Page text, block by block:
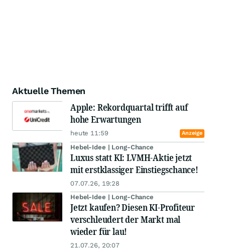
Aktuelle Themen
Apple: Rekordquartal trifft auf
hohe Erwartungen
heute 11:59 Anzeige
Hebel-Idee | Long-Chance
Luxus statt KI: LVMH-Aktie jetzt
mit erstklassiger Einstiegschance!
07.07.26, 19:28
Hebel-Idee | Long-Chance
Jetzt kaufen? Diesen KI-Profiteur
verschleudert der Markt mal
wieder für lau!
21.07.26, 20:07